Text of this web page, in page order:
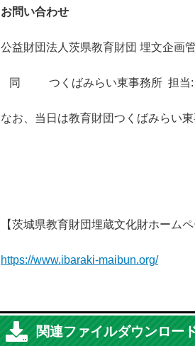
お問い合わせ
公益財団法人茨県教育財団 埋文企画
同 つくばみらい東事務所 担当:
なお、当日は教育財団つくばみらい
【茨城県教育財団埋蔵文化財ホームペ
https://www.ibaraki-maibun.org/
関連ファイルダウンロー